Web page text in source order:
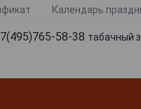
Календарь
58-38 табачный